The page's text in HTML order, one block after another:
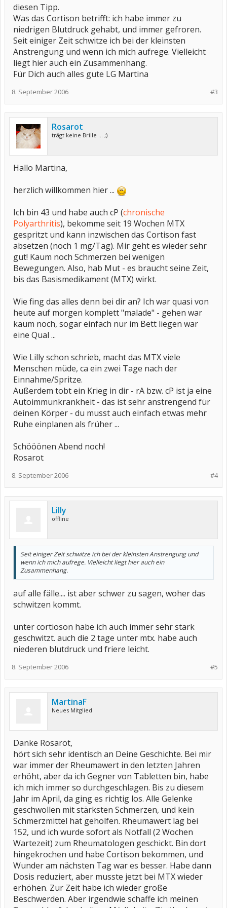
diesen Tipp.
Was das Cortison betrifft: ich habe immer zu
niedrigen Blutdruck gehabt, und immer gefroren.
Seit einiger Zeit schwitze ich bei der kleinsten
Anstrengung und wenn ich mich aufrege. Vielleicht
liegt hier auch ein Zusammenhang.
Für Dich auch alles gute LG Martina
#3
8. September 2006
Rosarot
trägt keine Brille ... ;)
Hallo Martina,
herzlich willkommen hier ...
Ich bin 43 und habe auch cP (chronische
Polyarthritis), bekomme seit 19 Wochen MTX
gespritzt und kann inzwischen das Cortison fast
absetzen (noch 1 mg/Tag). Mir geht es wieder sehr
gut! Kaum noch Schmerzen bei wenigen
Bewegungen. Also, hab Mut - es braucht seine Zeit,
bis das Basismedikament (MTX) wirkt.
Wie fing das alles denn bei dir an? Ich war quasi von
heute auf morgen komplett "malade" - gehen war
kaum noch, sogar einfach nur im Bett liegen war
eine Qual ...
Wie Lilly schon schrieb, macht das MTX viele
Menschen müde, ca ein zwei Tage nach der
Einnahme/Spritze.
Außerdem tobt ein Krieg in dir - rA bzw. cP ist ja eine
Autoimmunkrankheit - das ist sehr anstrengend für
deinen Körper - du musst auch einfach etwas mehr
Ruhe einplanen als früher ...
Schööönen Abend noch!
Rosarot
#4
8. September 2006
Lilly
offline
Seit einiger Zeit schwitze ich bei der kleinsten Anstrengung und
wenn ich mich aufrege. Vielleicht liegt hier auch ein
Zusammenhang.
auf alle fälle.... ist aber schwer zu sagen, woher das
schwitzen kommt.
unter cortioson habe ich auch immer sehr stark
geschwitzt. auch die 2 tage unter mtx. habe auch
niederen blutdruck und friere leicht.
#5
8. September 2006
MartinaF
Neues Mitglied
Danke Rosarot,
hört sich sehr identisch an Deine Geschichte. Bei mir
war immer der Rheumawert in den letzten Jahren
erhöht, aber da ich Gegner von Tabletten bin, habe
ich mich immer so durchgeschlagen. Bis zu diesem
Jahr im April, da ging es richtig los. Alle Gelenke
geschwollen mit stärksten Schmerzen, und kein
Schmerzmittel hat geholfen. Rheumawert lag bei
152, und ich wurde sofort als Notfall (2 Wochen
Wartezeit) zum Rheumatologen geschickt. Bin dort
hingekrochen und habe Cortison bekommen, und
Wunder am nächsten Tag war es besser. Habe dann
Dosis reduziert, aber musste jetzt bei MTX wieder
erhöhen. Zur Zeit habe ich wieder große
Beschwerden. Aber irgendwie schaffe ich meinen